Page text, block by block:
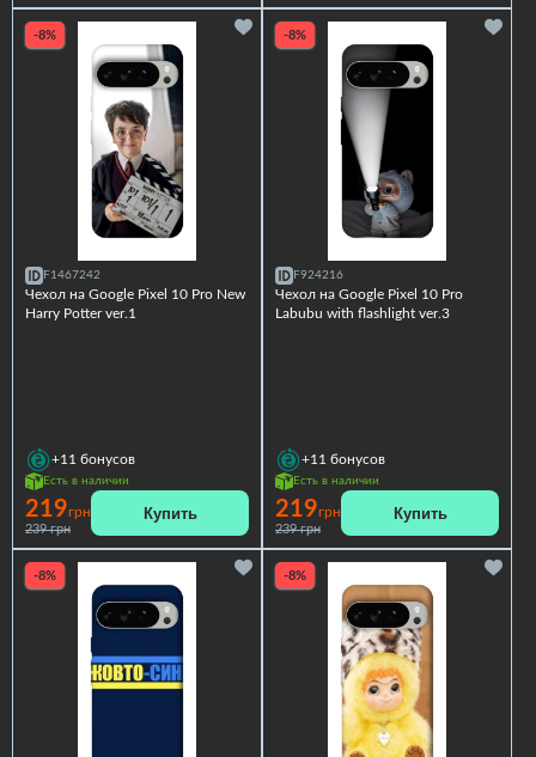
-8%
F1467242
Чехол на Google Pixel 10 Pro New
Harry Potter ver.1
+11 бонусов
Есть в наличии
219грн
239 грн
Купить
-8%
F924216
Чехол на Google Pixel 10 Pro
Labubu with flashlight ver.3
+11 бонусов
Есть в наличии
219грн
239 грн
Купить
-8% -8%